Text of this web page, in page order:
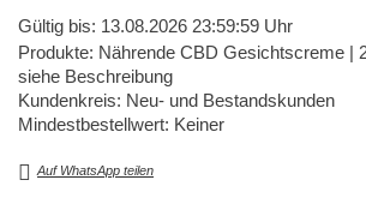
Gültig bis: 13.08.2026 23:59:59 Uhr
Produkte: Nährende CBD Gesichtscreme |
siehe Beschreibung
Kundenkreis: Neu- und Bestandskunden
Mindestbestellwert: Keiner
Auf WhatsApp teilen